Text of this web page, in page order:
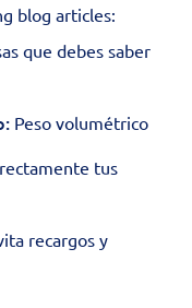
blog articles:
que debes saber
Peso volumétrico
tus
recargos y